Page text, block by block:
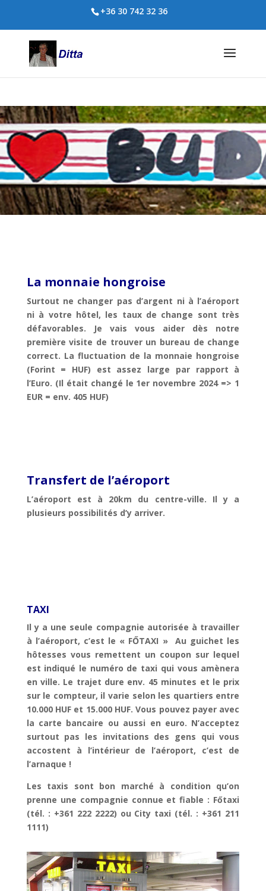
+36 30 742 32 36
La monnaie hongroise
Surtout ne changer pas d’argent ni à l’aéroport
ni à votre hôtel, les taux de change sont très
défavorables. Je vais vous aider dès notre
première visite de trouver un bureau de change
correct. La fluctuation de la monnaie hongroise
(Forint = HUF) est assez large par rapport à
l’Euro. (Il était changé le 1er novembre 2024 => 1
EUR = env. 405 HUF)
Transfert de l’aéroport
L’aéroport est à 20km du centre-ville. Il y a
plusieurs possibilités d’y arriver.
TAXI
Il y a une seule compagnie autorisée à travailler
à l’aéroport, c’est le « FŐTAXI » Au guichet les
hôtesses vous remettent un coupon sur lequel
est indiqué le numéro de taxi qui vous amènera
en ville. Le trajet dure env. 45 minutes et le prix
sur le compteur, il varie selon les quartiers entre
10.000 HUF et 15.000 HUF. Vous pouvez payer avec
la carte bancaire ou aussi en euro. N’acceptez
surtout pas les invitations des gens qui vous
accostent à l’intérieur de l’aéroport, c’est de
l’arnaque !
Les taxis sont bon marché à condition qu’on
prenne une compagnie connue et fiable : Főtaxi
(tél. : +361 222 2222) ou City taxi (tél. : +361 211
1111)